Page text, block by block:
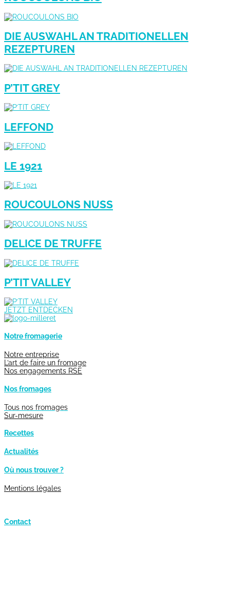
DIE AUSWAHL AN TRADITIONELLEN
REZEPTUREN
P’TIT GREY
LEFFOND
LE 1921
ROUCOULONS NUSS
DELICE DE TRUFFE
P’TIT VALLEY
JETZT ENTDECKEN
Notre fromagerie
Notre entreprise
L’art de faire un fromage
Nos engagements RSE
Nos fromages
Tous nos fromages
Sur-mesure
Recettes
Actualités
Où nous trouver ?
Mentions légales
Contact